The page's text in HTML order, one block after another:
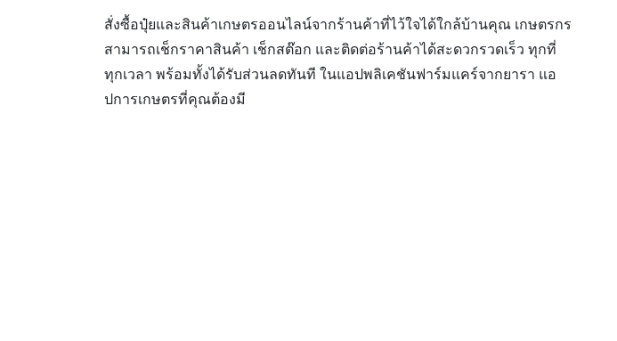
สั่งซื้อปุ๋ยและสินค้าเกษตรออนไลน์จากร้านค้าที่ไว้ใจได้ใกล้บ้านคุณ เกษตรกร
สามารถเช็กราคาสินค้า เช็กสต๊อก และติดต่อร้านค้าได้สะดวกรวดเร็ว ทุกที่
ทุกเวลา พร้อมทั้งได้รับส่วนลดทันที ในแอปพลิเคชันฟาร์มแคร์จากยารา แอ
ปการเกษตรที่คุณต้องมี